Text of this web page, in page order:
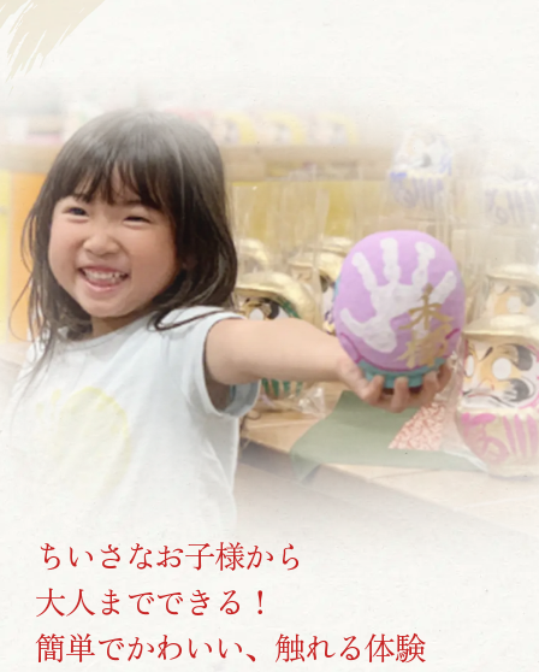
ちいさなお子様から
大人までできる！
簡単でかわいい、触れる体験